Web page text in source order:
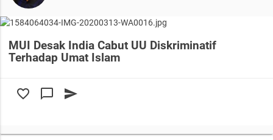
MUI Desak India Cabut UU Diskriminatif
Terhadap Umat Islam
favorite_border chat_bubble_outline send